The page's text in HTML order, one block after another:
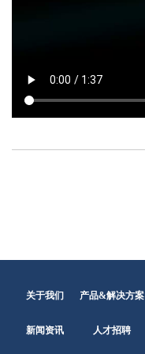
关于我们 产品&解决方案
新闻资讯 人才招聘